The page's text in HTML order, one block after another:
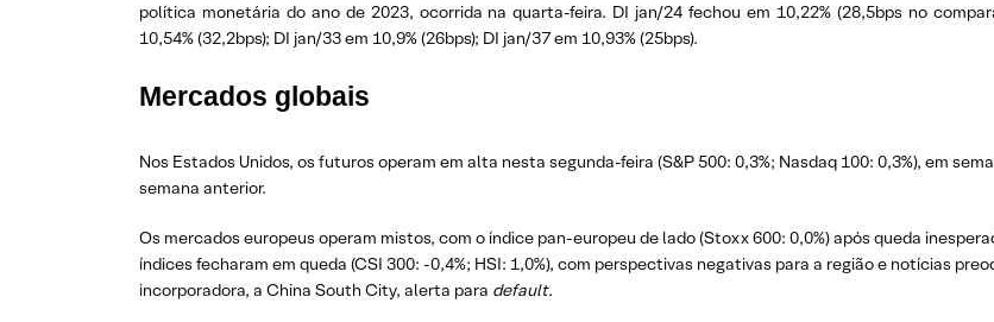
política monetária do ano de 2023, ocorrida na quarta-feira. DI jan/24 fechou em 10,22% (28,5bps no
10,54% (32,2bps); DI jan/33 em 10,9% (26bps); DI jan/37 em 10,93% (25bps).
Mercados globais
Nos Estados Unidos, os futuros operam em alta nesta segunda-feira (S&P 500: 0,3%; Nasdaq 100: 0,3%), em
semana anterior.
Os mercados europeus operam mistos, com o índice pan-europeu de lado (Stoxx 600: 0,0%) após queda
índices fecharam em queda (CSI 300: -0,4%; HSI: 1,0%), com perspectivas negativas para a região e notícias
incorporadora, a China South City, alerta para default.